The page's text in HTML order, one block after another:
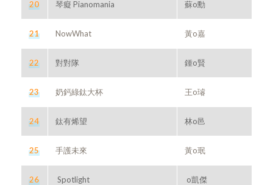
20 琴癡 Pianomania 蘇o勳
21 NowWhat 黃o嘉
22 對對隊 鍾o賢
23 奶鈣綠鈦大杯 王o璿
24 鈦有烯望 林o邑
25 手護未來 黃o珉
26 Spotlight o凱傑